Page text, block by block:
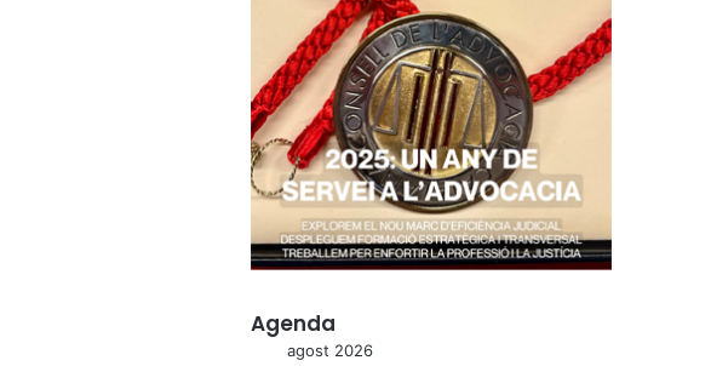
Agenda
agost 2026